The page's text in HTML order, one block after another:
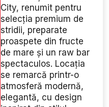
City, renumit pentru
selecția premium de
stridii, preparate
proaspete din fructe
de mare și un raw bar
spectaculos. Locația
se remarcă printr-o
atmosferă modernă,
elegantă, cu design